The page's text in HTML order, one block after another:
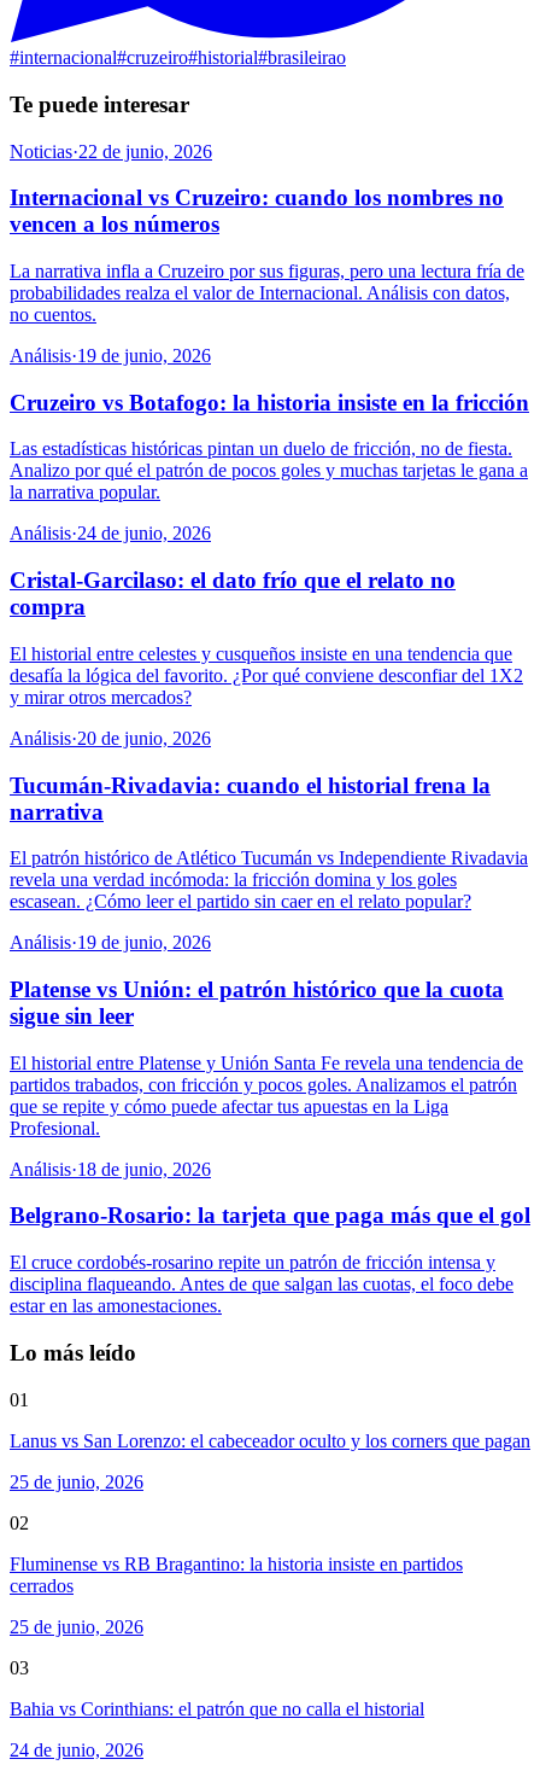
#internacional#cruzeiro#historial#brasileirao
Te puede interesar
Noticias·22 de junio, 2026
Internacional vs Cruzeiro: cuando los nombres no
vencen a los números
La narrativa infla a Cruzeiro por sus figuras, pero una lectura fría de
probabilidades realza el valor de Internacional. Análisis con datos,
no cuentos.
Análisis·19 de junio, 2026
Cruzeiro vs Botafogo: la historia insiste en la fricción
Las estadísticas históricas pintan un duelo de fricción, no de fiesta.
Analizo por qué el patrón de pocos goles y muchas tarjetas le gana a
la narrativa popular.
Análisis·24 de junio, 2026
Cristal-Garcilaso: el dato frío que el relato no
compra
El historial entre celestes y cusqueños insiste en una tendencia que
desafía la lógica del favorito. ¿Por qué conviene desconfiar del 1X2
y mirar otros mercados?
Análisis·20 de junio, 2026
Tucumán-Rivadavia: cuando el historial frena la
narrativa
El patrón histórico de Atlético Tucumán vs Independiente Rivadavia
revela una verdad incómoda: la fricción domina y los goles
escasean. ¿Cómo leer el partido sin caer en el relato popular?
Análisis·19 de junio, 2026
Platense vs Unión: el patrón histórico que la cuota
sigue sin leer
El historial entre Platense y Unión Santa Fe revela una tendencia de
partidos trabados, con fricción y pocos goles. Analizamos el patrón
que se repite y cómo puede afectar tus apuestas en la Liga
Profesional.
Análisis·18 de junio, 2026
Belgrano-Rosario: la tarjeta que paga más que el gol
El cruce cordobés-rosarino repite un patrón de fricción intensa y
disciplina flaqueando. Antes de que salgan las cuotas, el foco debe
estar en las amonestaciones.
Lo más leído
01
Lanus vs San Lorenzo: el cabeceador oculto y los corners que pagan
25 de junio, 2026
02
Fluminense vs RB Bragantino: la historia insiste en partidos
cerrados
25 de junio, 2026
03
Bahia vs Corinthians: el patrón que no calla el historial
24 de junio, 2026